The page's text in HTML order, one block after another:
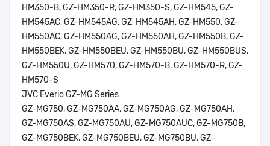
HM350-B, GZ-HM350-R, GZ-HM350-S, GZ-HM545, GZ-
HM545AC, GZ-HM545AG, GZ-HM545AH, GZ-HM550, GZ-
HM550AC, GZ-HM550AG, GZ-HM550AH, GZ-HM550B, GZ-
HM550BEK, GZ-HM550BEU, GZ-HM550BU, GZ-HM550BUS,
GZ-HM550U, GZ-HM570, GZ-HM570-B, GZ-HM570-R, GZ-
HM570-S
JVC Everio GZ-MG Series
GZ-MG750, GZ-MG750AA, GZ-MG750AG, GZ-MG750AH,
GZ-MG750AS, GZ-MG750AU, GZ-MG750AUC, GZ-MG750B,
GZ-MG750BEK, GZ-MG750BEU, GZ-MG750BU, GZ-